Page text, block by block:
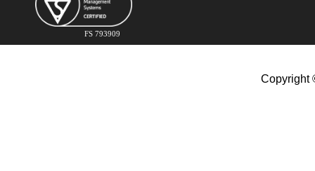
FS 793909
Copyright